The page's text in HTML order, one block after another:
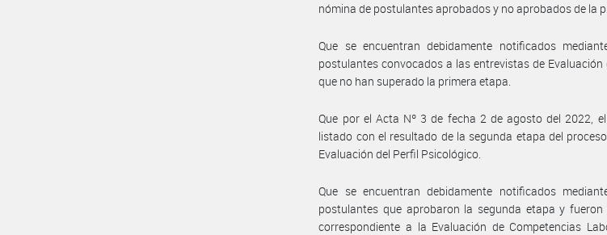
nómina de postulantes aprobados y no aprobados de la
Que se encuentran debidamente notificados
postulantes convocados a las entrevistas de
que no han superado la primera etapa.
Que por el Acta Nº 3 de fecha 2 de agosto del 2022,
listado con el resultado de la segunda etapa del
Evaluación del Perfil Psicológico.
Que se encuentran debidamente notificados
postulantes que aprobaron la segunda etapa y
correspondiente a la Evaluación de Competencias